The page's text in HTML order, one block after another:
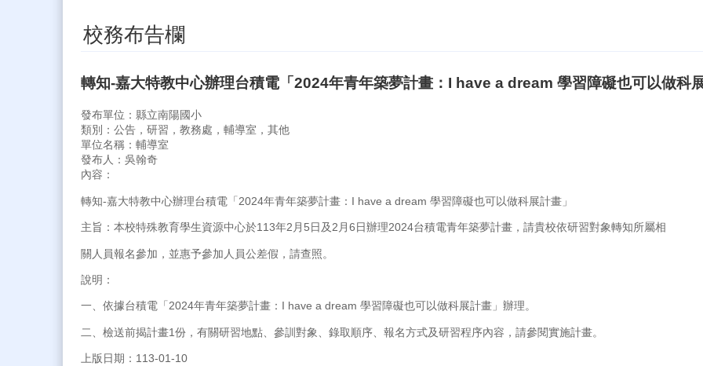
校務布告欄
轉知-嘉大特教中心辦理台積電「2024年青年築夢計畫：I have a dream 學習障礙也可以做科
發布單位：縣立南陽國小
類別：公告，研習，教務處，輔導室，其他
單位名稱：輔導室
發布人：吳翰奇
內容：
轉知-嘉大特教中心辦理台積電「2024年青年築夢計畫：I have a dream 學習障礙也可以做科展計畫」
主旨：本校特殊教育學生資源中心於113年2月5日及2月6日辦理2024台積電青年築夢計畫，請貴校依研習對象轉知所屬相
關人員報名參加，並惠予參加人員公差假，請查照。
說明：
一、依據台積電「2024年青年築夢計畫：I have a dream 學習障礙也可以做科展計畫」辦理。
二、檢送前揭計畫1份，有關研習地點、參訓對象、錄取順序、報名方式及研習程序內容，請參閱實施計畫。
上版日期：113-01-10